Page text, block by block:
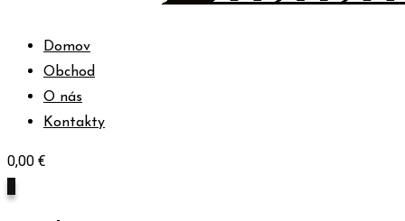
Domov
Obchod
O nás
Kontakty
0,00 €